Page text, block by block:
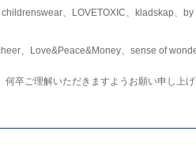
、LOVETOXIC、kladskap、
、Love&Peace&Money、sense of
卒ご理解いただきますようお願い申し上げ